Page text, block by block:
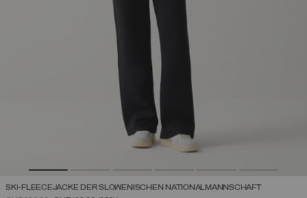
SKI-FLEECEJACKE DER SLOWENISCHEN NATIONALMANNSCHAFT